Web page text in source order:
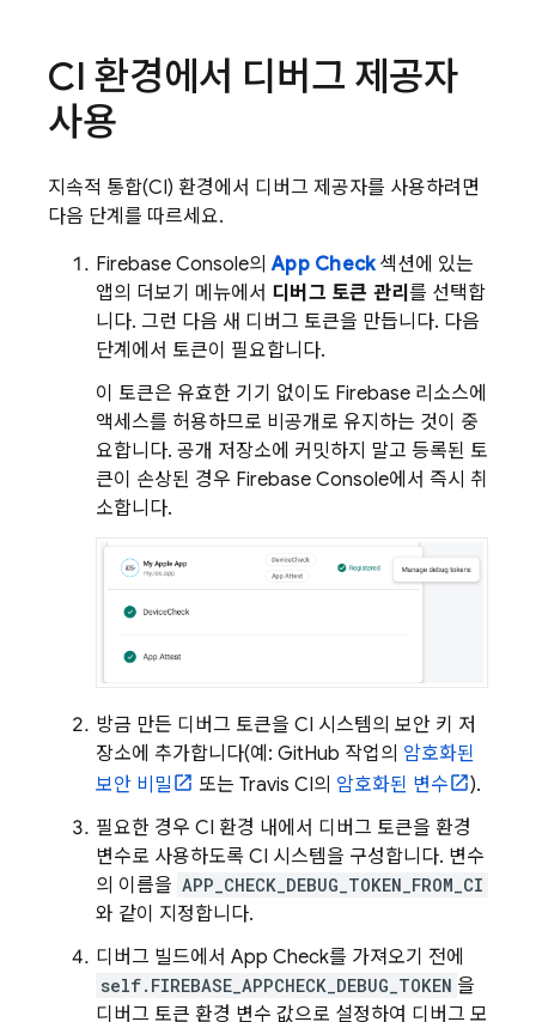
CI 환경에서 디버그 제공자
사용
지속적 통합(CI) 환경에서 디버그 제공자를 사용하려면
다음 단계를 따르세요.
Firebase Console의App Check섹션에 있는
앱의 더보기 메뉴에서 디버그 토큰 관리를 선택합
니다. 그런 다음 새 디버그 토큰을 만듭니다. 다음
단계에서 토큰이 필요합니다.
이 토큰은 유효한 기기 없이도 Firebase 리소스에
액세스를 허용하므로 비공개로 유지하는 것이 중
요합니다. 공개 저장소에 커밋하지 말고 등록된 토
큰이 손상된 경우 Firebase Console에서 즉시 취
소합니다.
방금 만든 디버그 토큰을 CI 시스템의 보안 키 저
장소에 추가합니다(예: GitHub 작업의 암호화된
보안 비밀
또는 Travis CI의 암호화된 변수
).
필요한 경우 CI 환경 내에서 디버그 토큰을 환경
변수로 사용하도록 CI 시스템을 구성합니다. 변수
의 이름을 APP_CHECK_DEBUG_TOKEN_FROM_CI
와 같이 지정합니다.
디버그 빌드에서 App Check를 가져오기 전에
self.FIREBASE_APPCHECK_DEBUG_TOKEN 을
디버그 토큰 환경 변수 값으로 설정하여 디버그 모